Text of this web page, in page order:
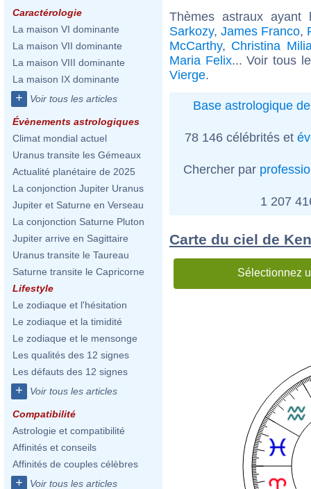
Caractérologie
La maison VI dominante
La maison VII dominante
La maison VIII dominante
La maison IX dominante
+ Voir tous les articles
Évènements astrologiques
Climat mondial actuel
Uranus transite les Gémeaux
Actualité planétaire de 2025
La conjonction Jupiter Uranus
Jupiter et Saturne en Verseau
La conjonction Saturne Pluton
Jupiter arrive en Sagittaire
Uranus transite le Taureau
Saturne transite le Capricorne
Lifestyle
Le zodiaque et l'hésitation
Le zodiaque et la timidité
Le zodiaque et le mensonge
Les qualités des 12 signes
Les défauts des 12 signes
+ Voir tous les articles
Compatibilité
Astrologie et compatibilité
Affinités et conseils
Affinités de couples célèbres
+ Voir tous les articles
Thèmes astraux
Sarkozy, James Franco,
McCarthy, Christina
Maria Felix... Voir tous
Vierge.
Base astrologique
78 146 célébrités et
Chercher par
1 207
Carte du ciel de
Sélectionnez